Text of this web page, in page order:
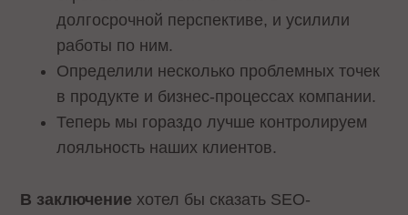
долгосрочной перспективе, и усилили
работы по ним.
Определили несколько проблемных точек
в продукте и бизнес-процессах компании.
Теперь мы гораздо лучше контролируем
лояльность наших клиентов.
В заключение хотел бы сказать SEO-